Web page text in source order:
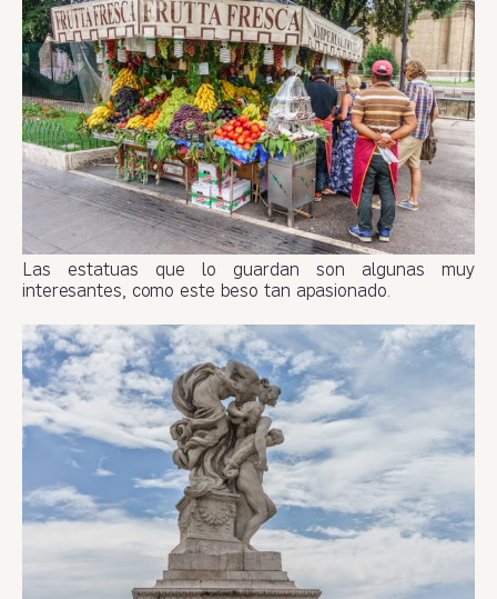
Las estatuas que lo guardan son algunas muy
interesantes, como este beso tan apasionado.